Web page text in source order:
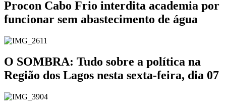
Procon Cabo Frio interdita academia por
funcionar sem abastecimento de água
O SOMBRA: Tudo sobre a política na
Região dos Lagos nesta sexta-feira, dia 07